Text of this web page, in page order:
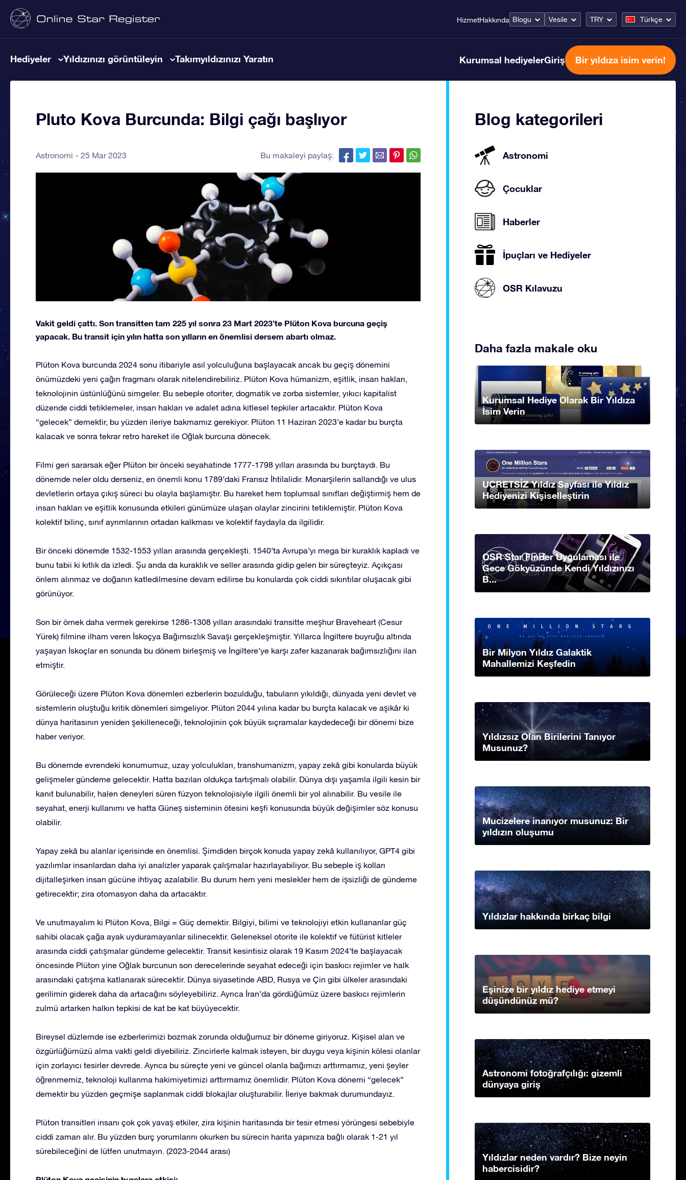
HizmetHakkında Blogu Vesile TRY Türkçe
Hediyeler Yıldızınızı görüntüleyin Takımyıldızınızı Yaratın Kurumsal hediyelerGiriş Bir yıldıza isim verin!
Pluto Kova Burcunda: Bilgi çağı başlıyor
Astronomi 25 Mar 2023 Bu makaleyi paylaş:
Vakit geldi çattı. Son transitten tam 225 yıl sonra 23 Mart 2023’te Plüton Kova burcuna geçiş
yapacak. Bu transit için yılın hatta son yılların en önemlisi dersem abartı olmaz.
Plüton Kova burcunda 2024 sonu itibariyle asıl yolculuğuna başlayacak ancak bu geçiş dönemini
önümüzdeki yeni çağın fragmanı olarak nitelendirebiliriz. Plüton Kova hümanizm, eşitlik, insan hakları,
teknolojinin üstünlüğünü simgeler. Bu sebeple otoriter, dogmatik ve zorba sistemler, yıkıcı kapitalist
düzende ciddi tetiklemeler, insan hakları ve adalet adına kitlesel tepkiler artacaktır. Plüton Kova
“gelecek” demektir, bu yüzden ileriye bakmamız gerekiyor. Plüton 11 Haziran 2023’e kadar bu burçta
kalacak ve sonra tekrar retro hareket ile Oğlak burcuna dönecek.
Filmi geri sararsak eğer Plüton bir önceki seyahatinde 1777-1798 yılları arasında bu burçtaydı. Bu
dönemde neler oldu derseniz, en önemli konu 1789’daki Fransız İhtilalidir. Monarşilerin sallandığı ve ulus
devletlerin ortaya çıkış süreci bu olayla başlamıştır. Bu hareket hem toplumsal sınıfları değiştirmiş hem de
insan hakları ve eşitlik konusunda etkileri günümüze ulaşan olaylar zincirini tetiklemiştir. Plüton Kova
kolektif bilinç, sınıf ayrımlarının ortadan kalkması ve kolektif faydayla da ilgilidir.
Bir önceki dönemde 1532-1553 yılları arasında gerçekleşti. 1540’ta Avrupa’yı mega bir kuraklık kapladı ve
bunu tabii ki kıtlık da izledi. Şu anda da kuraklık ve seller arasında gidip gelen bir süreçteyiz. Açıkçası
önlem alınmaz ve doğanın katledilmesine devam edilirse bu konularda çok ciddi sıkıntılar oluşacak gibi
görünüyor.
Son bir örnek daha vermek gerekirse 1286-1308 yılları arasındaki transitte meşhur Braveheart (Cesur
Yürek) filmine ilham veren İskoçya Bağımsızlık Savaşı gerçekleşmiştir. Yıllarca İngiltere buyruğu altında
yaşayan İskoçlar en sonunda bu dönem birleşmiş ve İngiltere’ye karşı zafer kazanarak bağımsızlığını ilan
etmiştir.
Görüleceği üzere Plüton Kova dönemleri ezberlerin bozulduğu, tabuların yıkıldığı, dünyada yeni devlet ve
sistemlerin oluştuğu kritik dönemleri simgeliyor. Plüton 2044 yılına kadar bu burçta kalacak ve aşikâr ki
dünya haritasının yeniden şekilleneceği, teknolojinin çok büyük sıçramalar kaydedeceği bir dönemi bize
haber veriyor.
Bu dönemde evrendeki konumumuz, uzay yolculukları, transhumanizm, yapay zekâ gibi konularda büyük
gelişmeler gündeme gelecektir. Hatta bazıları oldukça tartışmalı olabilir. Dünya dışı yaşamla ilgili kesin bir
kanıt bulunabilir, halen deneyleri süren füzyon teknolojisiyle ilgili önemli bir yol alınabilir. Bu vesile ile
seyahat, enerji kullanımı ve hatta Güneş sisteminin ötesini keşfi konusunda büyük değişimler söz konusu
olabilir.
Yapay zekâ bu alanlar içerisinde en önemlisi. Şimdiden birçok konuda yapay zekâ kullanılıyor, GPT4 gibi
yazılımlar insanlardan daha iyi analizler yaparak çalışmalar hazırlayabiliyor. Bu sebeple iş kolları
dijitalleşirken insan gücüne ihtiyaç azalabilir. Bu durum hem yeni meslekler hem de işsizliği de gündeme
getirecektir; zira otomasyon daha da artacaktır.
Ve unutmayalım ki Plüton Kova, Bilgi = Güç demektir. Bilgiyi, bilimi ve teknolojiyi etkin kullananlar güç
sahibi olacak çağa ayak uyduramayanlar silinecektir. Geleneksel otorite ile kolektif ve fütürist kitleler
arasında ciddi çatışmalar gündeme gelecektir. Transit kesintisiz olarak 19 Kasım 2024’te başlayacak
öncesinde Plüton yine Oğlak burcunun son derecelerinde seyahat edeceği için baskıcı rejimler ve halk
arasındaki çatışma katlanarak sürecektir. Dünya siyasetinde ABD, Rusya ve Çin gibi ülkeler arasındaki
gerilimin giderek daha da artacağını söyleyebiliriz. Ayrıca İran’da gördüğümüz üzere baskıcı rejimlerin
zulmü artarken halkın tepkisi de kat be kat büyüyecektir.
Bireysel düzlemde ise ezberlerimizi bozmak zorunda olduğumuz bir döneme giriyoruz. Kişisel alan ve
özgürlüğümüzü alma vakti geldi diyebiliriz. Zincirlerle kalmak isteyen, bir duygu veya kişinin kölesi olanlar
için zorlayıcı tesirler devrede. Ayrıca bu süreçte yeni ve güncel olanla bağımızı arttırmamız, yeni şeyler
öğrenmemiz, teknoloji kullanma hakimiyetimizi arttırmamız önemlidir. Plüton Kova dönemi “gelecek”
demektir bu yüzden geçmişe saplanmak ciddi blokajlar oluşturabilir. İleriye bakmak durumundayız.
Plüton transitleri insanı çok çok yavaş etkiler, zira kişinin haritasında bir tesir etmesi yörüngesi sebebiyle
ciddi zaman alır. Bu yüzden burç yorumlarını okurken bu sürecin harita yapınıza bağlı olarak 1-21 yıl
sürebileceğini de lütfen unutmayın. (2023-2044 arası)
Blog kategorileri
Astronomi
Çocuklar
Haberler
İpuçları ve Hediyeler
OSR Kılavuzu
Daha fazla makale oku
Kurumsal Hediye Olarak Bir Yıldıza
İsim Verin
UCRETSİZ Yıldız Sayfası ile Yıldız
Hediyenizi Kişiselleştirin
OSR Star Finder Uygulaması ile
Gece Gökyüzünde Kendi Yıldızınızı
B...
Bir Milyon Yıldız Galaktik
Mahallemizi Keşfedin
Yıldızsız Olan Birilerini Tanıyor
Musunuz?
Mucizelere inanıyor musunuz: Bir
yıldızın oluşumu
Yıldızlar hakkında birkaç bilgi
Eşinize bir yıldız hediye etmeyi
düşündünüz mü?
Astronomi fotoğrafçılığı: gizemli
dünyaya giriş
Yıldızlar neden vardır? Bize neyin
habercisidir?